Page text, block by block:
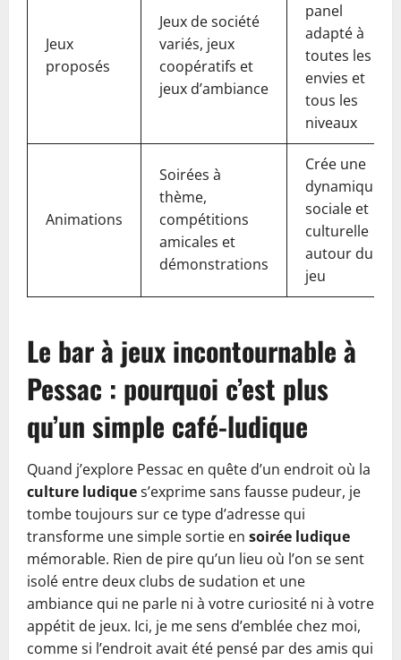
Jeux
proposés
Jeux de société
variés, jeux
coopératifs et
jeux d’ambiance
panel
adapté à
toutes les
envies et
tous les
niveaux
Animations
Soirées à
thème,
compétitions
amicales et
démonstrations
Crée une
dynamique
sociale et
culturelle
autour du
jeu
Le bar à jeux incontournable à
Pessac : pourquoi c’est plus
qu’un simple café-ludique
Quand j’explore Pessac en quête d’un endroit où la
culture ludiques’exprime sans fausse pudeur, je
tombe toujours sur ce type d’adresse qui
transforme une simple sortie en soirée ludique
mémorable. Rien de pire qu’un lieu où l’on se sent
isolé entre deux clubs de sudation et une
ambiance qui ne parle ni à votre curiosité ni à votre
appétit de jeux. Ici, je me sens d’emblée chez moi,
comme si l’endroit avait été pensé par des amis qui